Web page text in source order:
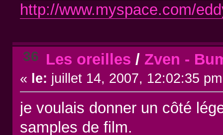
http://www.myspace.com/
36 Les oreilles / Zven -
« le: juillet 14, 2007, 12:02:35
je voulais donner un côté
samples de film.